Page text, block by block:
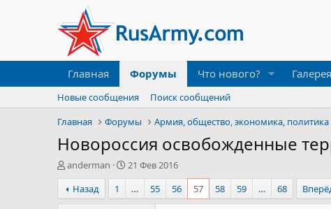
Главная Форумы Что нового? Галерея
Новые сообщения
Поиск сообщений
Главная
Форумы Армия, общество, экономика, политика
Новороссия освобожденные
А
в
т
о
anderman
Д
а
а
21 Фев 2016
Назад
1 … 55 56 57 58 59 … 68